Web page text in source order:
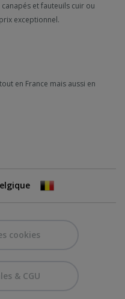
et fauteuils cuir ou
exceptionnel.
en France mais aussi en
cookies
& CGU